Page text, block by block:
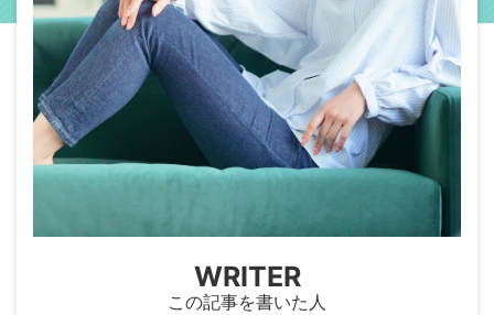
WRITER
この記事を書いた人